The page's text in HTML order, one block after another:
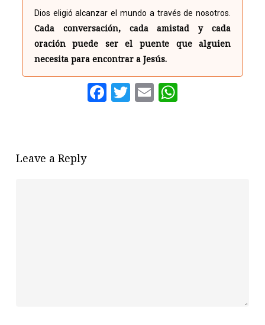
Dios eligió alcanzar el mundo a través de nosotros.
Cada conversación, cada amistad y cada
oración puede ser el puente que alguien
necesita para encontrar a Jesús.
Facebook
Twitter
Email
Leave a Reply